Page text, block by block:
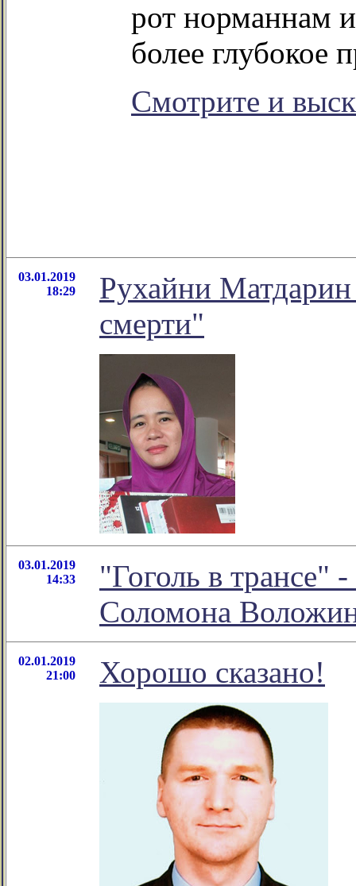
рот норманнам
более глубокое
Смотрите и
03.01.2019
18:29
Рухайни
смерти"
03.01.2019
14:33
"Гоголь в трансе"
Соломона
02.01.2019
21:00
Хорошо сказано!